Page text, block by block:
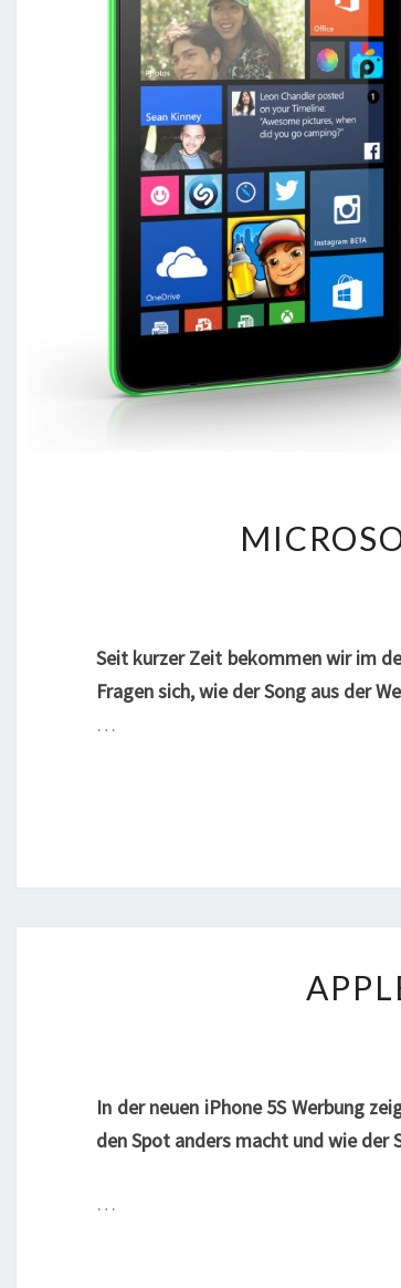
Seit kurzer Zeit bekommen wir im
Fragen sich, wie der Song aus der
…
In der neuen iPhone 5S Werbung
den Spot anders macht und wie der
…